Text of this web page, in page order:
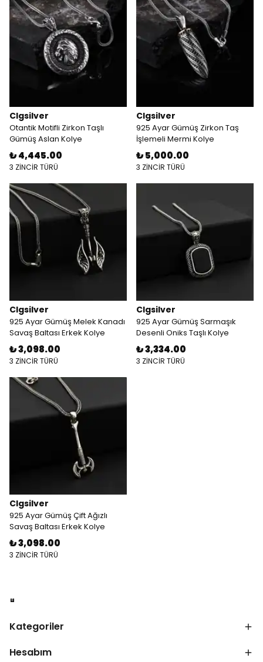
Clgsilver
Otantik Motifli Zirkon Taşlı
Gümüş Aslan Kolye
₺ 4,445.00
3 ZİNCİR TÜRÜ
Clgsilver
925 Ayar Gümüş Zirkon Taş
İşlemeli Mermi Kolye
₺ 5,000.00
3 ZİNCİR TÜRÜ
Clgsilver
925 Ayar Gümüş Melek Kanadı
Savaş Baltası Erkek Kolye
₺ 3,098.00
3 ZİNCİR TÜRÜ
Clgsilver
925 Ayar Gümüş Sarmaşık
Desenli Oniks Taşlı Kolye
₺ 3,334.00
3 ZİNCİR TÜRÜ
Clgsilver
925 Ayar Gümüş Çift Ağızlı
Savaş Baltası Erkek Kolye
₺ 3,098.00
3 ZİNCİR TÜRÜ
Kategoriler
Hesabım